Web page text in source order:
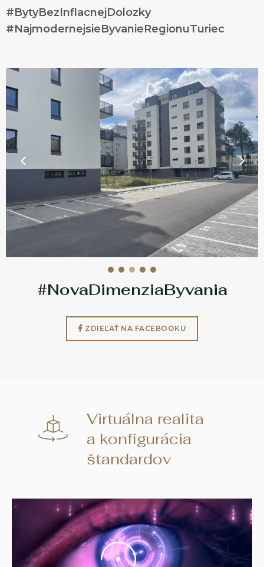
#BytyBezInflacnejDolozky
#NajmodernejsieByvanieRegionuTuriec
#NovaDimenziaByvania
ZDIEĽAŤ NA FACEBOOKU
Virtuálna realita
a konfigurácia
štandardov